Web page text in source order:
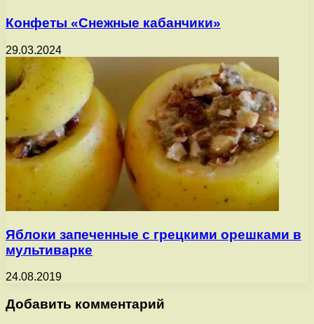
Конфеты «Снежные кабанчики»
29.03.2024
Яблоки запеченные с грецкими орешками в
мультиварке
24.08.2019
Добавить комментарий